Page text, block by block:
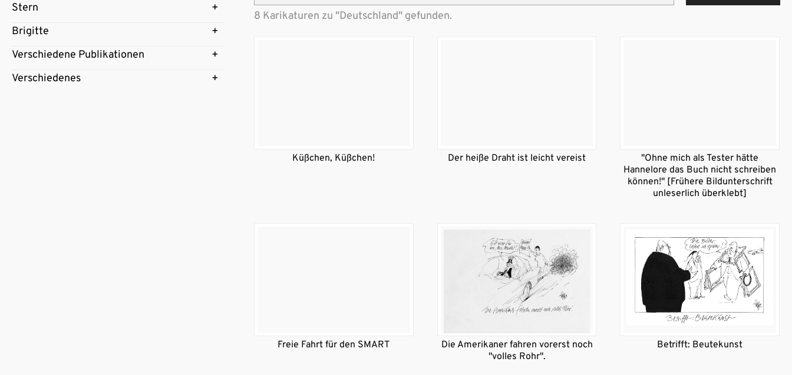
Stern
Brigitte
Verschiedene Publikationen
Verschiedenes
8 Karikaturen zu "Deutschland" gefunden.
Küßchen, Küßchen! Der heiße Draht ist leicht vereist
"Ohne mich als Tester hätte
Hannelore das Buch nicht schreiben
können!" [Frühere Bildunterschrift
unleserlich überklebt]
Freie Fahrt für den SMART
Die Amerikaner fahren vorerst noch
"volles Rohr".
Betrifft: Beutekunst